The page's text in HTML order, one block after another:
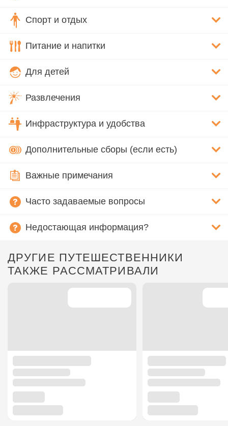
Спорт и отдых
Питание и напитки
Для детей
Развлечения
Инфраструктура и удобства
Дополнительные сборы (если есть)
Важные примечания
Часто задаваемые вопросы
Недостающая информация?
ДРУГИЕ ПУТЕШЕСТВЕННИКИ
ТАКЖЕ РАССМАТРИВАЛИ